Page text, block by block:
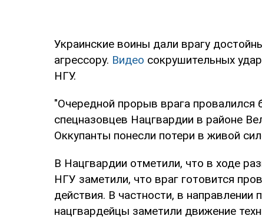
Украинские воины дали врагу
агрессору. Видео сокрушительных
НГУ.
"Очередной прорыв врага
спецназовцев Нацгвардии в районе
Оккупанты понесли потери в живой
В Нацгвардии отметили, что в ходе
НГУ заметили, что враг готовится
действия. В частности, в направлении
нацгвардейцы заметили движение